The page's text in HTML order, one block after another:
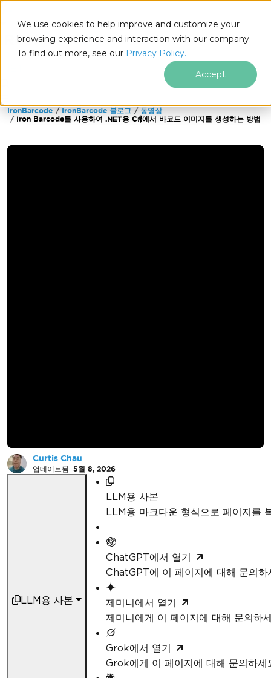
We use cookies to help improve and customize your
browsing experience and interaction with our company.
To find out more, see our Privacy Policy.
Accept
푸터 콘텐츠로 바로가기
IronBarcode IronBarcode 블로그
동영상
Iron Barcode를 사용하여 .NET용 C#에서 바코드 이미지를 생성하는 방법
Curtis Chau
업데이트됨: 5월 8, 2026
LLM용 사본
LLM용 사본
LLM용 마크다운 형식으로 페이지를
ChatGPT에서 열기
ChatGPT에 이 페이지에 대해 문의하
제미니에서 열기
제미니에게 이 페이지에 대해 문의하
Grok에서 열기
Grok에게 이 페이지에 대해 문의하세